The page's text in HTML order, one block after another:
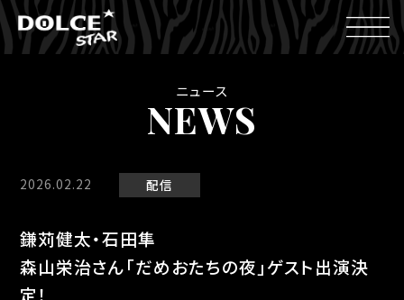
ニュース
NEWS
2026.02.22 配信
鎌苅健太・石田隼
森山栄治さん「だめおたちの夜」ゲスト出演決
定！